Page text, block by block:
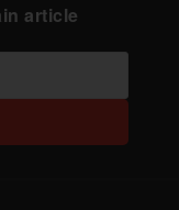
article